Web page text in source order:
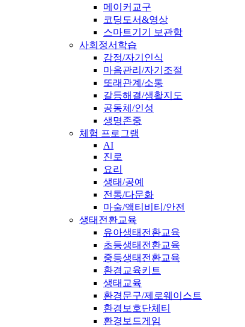
메이커교구
코딩도서&영상
스마트기기 보관함
사회정서학습
감정/자기인식
마음관리/자기조절
또래관계/소통
갈등해결/생활지도
공동체/인성
생명존중
체험 프로그램
AI
진로
요리
생태/공예
전통/다문화
마술/액티비티/안전
생태전환교육
유아생태전환교육
초등생태전환교육
중등생태전환교육
환경교육키트
생태교육
환경문구/제로웨이스트
환경보호단체티
환경보드게임